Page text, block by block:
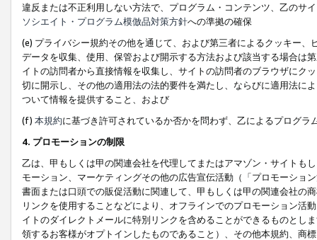
違反または不正利用しない方法で、プログラム・コンテンツ、乙のサ
ソシエイト・プログラム模倣品対策方針への準拠の確保
(e) プライバシー規約その他を通じて、および第三者によるクッキー
データを収集、使用、保管および開示する方法および該当する場合は
イトの訪問者から直接情報を収集し、サイトの訪問者のブラウザにク
切に開示し、その他の適用法の法的要件を満たし、ならびに適用法に
ついて情報を提供すること、および
(f) 本規約に基づき許可されているか否かを問わず、乙によるプログ
4. プロモーションの制限
乙は、甲もしくは甲の関連会社を代理してまたはアマゾン・サイトも
モーション、マーケティングその他の広告宣伝活動（「プロモーショ
書面または口頭での販促活動に関連して、甲もしくは甲の関連会社の
リンクを使用することなどにより、オフラインでのプロモーション活
イトのダイレクトメールに特別リンクを含めることができるものとし
領するお客様がオプトインしたものであること）、その他本規約、商